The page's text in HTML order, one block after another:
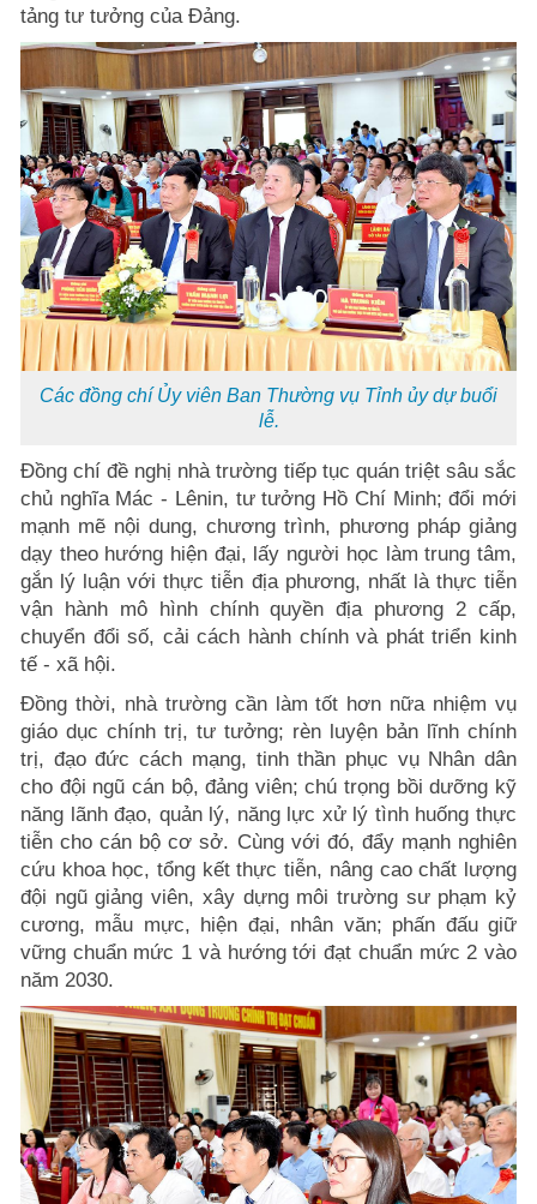
tảng tư tưởng của Đảng.
Các đồng chí Ủy viên Ban Thường vụ Tỉnh ủy dự buổi
lễ.
Đồng chí đề nghị nhà trường tiếp tục quán triệt sâu sắc
chủ nghĩa Mác - Lênin, tư tưởng Hồ Chí Minh; đổi mới
mạnh mẽ nội dung, chương trình, phương pháp giảng
dạy theo hướng hiện đại, lấy người học làm trung tâm,
gắn lý luận với thực tiễn địa phương, nhất là thực tiễn
vận hành mô hình chính quyền địa phương 2 cấp,
chuyển đổi số, cải cách hành chính và phát triển kinh
tế - xã hội.
Đồng thời, nhà trường cần làm tốt hơn nữa nhiệm vụ
giáo dục chính trị, tư tưởng; rèn luyện bản lĩnh chính
trị, đạo đức cách mạng, tinh thần phục vụ Nhân dân
cho đội ngũ cán bộ, đảng viên; chú trọng bồi dưỡng kỹ
năng lãnh đạo, quản lý, năng lực xử lý tình huống thực
tiễn cho cán bộ cơ sở. Cùng với đó, đẩy mạnh nghiên
cứu khoa học, tổng kết thực tiễn, nâng cao chất lượng
đội ngũ giảng viên, xây dựng môi trường sư phạm kỷ
cương, mẫu mực, hiện đại, nhân văn; phấn đấu giữ
vững chuẩn mức 1 và hướng tới đạt chuẩn mức 2 vào
năm 2030.